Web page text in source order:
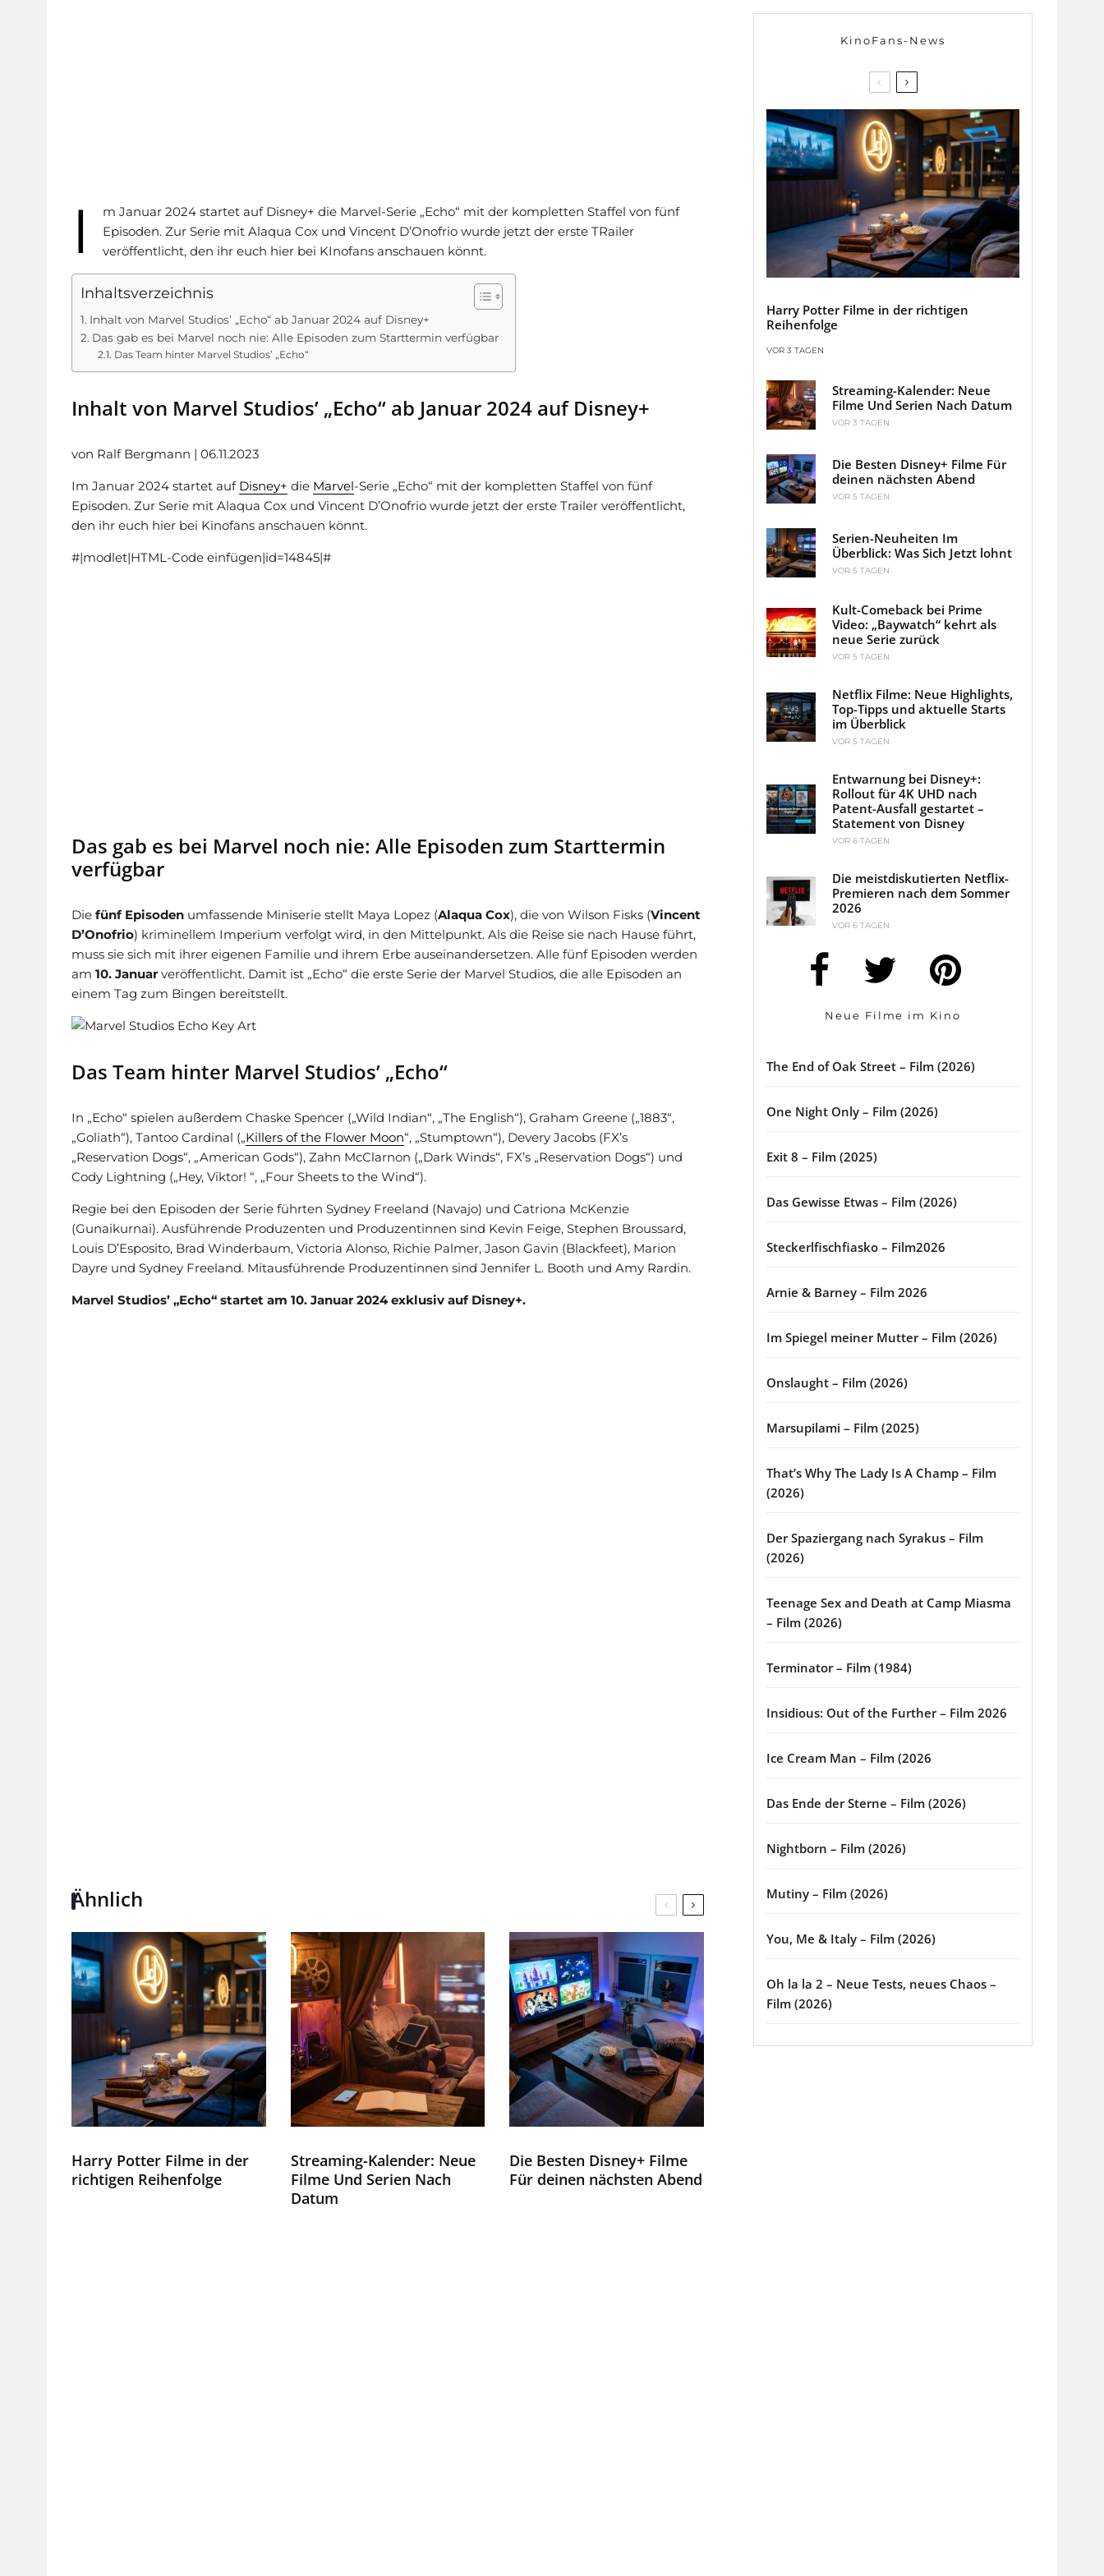
I
m Januar 2024 startet auf Disney+ die Marvel-Serie „Echo“ mit der kompletten Staffel von fünf
Episoden. Zur Serie mit Alaqua Cox und Vincent D’Onofrio wurde jetzt der erste TRailer
veröffentlicht, den ihr euch hier bei KInofans anschauen könnt.
Inhaltsverzeichnis
Inhalt von Marvel Studios’ „Echo“ ab Januar 2024 auf Disney+
Das gab es bei Marvel noch nie: Alle Episoden zum Starttermin verfügbar
Das Team hinter Marvel Studios’ „Echo“
Inhalt von Marvel Studios’ „Echo“ ab Januar 2024 auf Disney+
von Ralf Bergmann | 06.11.2023
Im Januar 2024 startet auf Disney+ die Marvel-Serie „Echo“ mit der kompletten Staffel von fünf
Episoden. Zur Serie mit Alaqua Cox und Vincent D’Onofrio wurde jetzt der erste Trailer veröffentlicht,
den ihr euch hier bei Kinofans anschauen könnt.
#|modlet|HTML-Code einfügen|id=14845|#
Das gab es bei Marvel noch nie: Alle Episoden zum Starttermin
verfügbar
Die fünf Episoden umfassende Miniserie stellt Maya Lopez (Alaqua Cox), die von Wilson Fisks (Vincent
D’Onofrio) kriminellem Imperium verfolgt wird, in den Mittelpunkt. Als die Reise sie nach Hause führt,
muss sie sich mit ihrer eigenen Familie und ihrem Erbe auseinandersetzen. Alle fünf Episoden werden
am 10. Januar veröffentlicht. Damit ist „Echo“ die erste Serie der Marvel Studios, die alle Episoden an
einem Tag zum Bingen bereitstellt.
Das Team hinter Marvel Studios’ „Echo“
In „Echo“ spielen außerdem Chaske Spencer („Wild Indian“, „The English“), Graham Greene („1883“,
„Goliath“), Tantoo Cardinal („Killers of the Flower Moon“, „Stumptown“), Devery Jacobs (FX’s
„Reservation Dogs“, „American Gods“), Zahn McClarnon („Dark Winds“, FX’s „Reservation Dogs“) und
Cody Lightning („Hey, Viktor! “, „Four Sheets to the Wind“).
Regie bei den Episoden der Serie führten Sydney Freeland (Navajo) und Catriona McKenzie
(Gunaikurnai). Ausführende Produzenten und Produzentinnen sind Kevin Feige, Stephen Broussard,
Louis D’Esposito, Brad Winderbaum, Victoria Alonso, Richie Palmer, Jason Gavin (Blackfeet), Marion
Dayre und Sydney Freeland. Mitausführende Produzentinnen sind Jennifer L. Booth und Amy Rardin.
Marvel Studios’ „Echo“ startet am 10. Januar 2024 exklusiv auf Disney+.
Ähnlich
Harry Potter Filme in der
richtigen Reihenfolge
Streaming-Kalender: Neue
Filme Und Serien Nach
Datum
Die Besten Disney+ Filme
Für deinen nächsten Abend
KinoFans-News
Harry Potter Filme in der richtigen
Reihenfolge
VOR 3 TAGEN
Streaming-Kalender: Neue
Filme Und Serien Nach Datum
VOR 3 TAGEN
Die Besten Disney+ Filme Für
deinen nächsten Abend
VOR 5 TAGEN
Serien-Neuheiten Im
Überblick: Was Sich Jetzt lohnt
VOR 5 TAGEN
Kult-Comeback bei Prime
Video: „Baywatch“ kehrt als
neue Serie zurück
VOR 5 TAGEN
Netflix Filme: Neue Highlights,
Top-Tipps und aktuelle Starts
im Überblick
VOR 5 TAGEN
Entwarnung bei Disney+:
Rollout für 4K UHD nach
Patent-Ausfall gestartet –
Statement von Disney
VOR 6 TAGEN
Die meistdiskutierten Netflix-
Premieren nach dem Sommer
2026
VOR 6 TAGEN
Neue Filme im Kino
The End of Oak Street – Film (2026)
One Night Only – Film (2026)
Exit 8 – Film (2025)
Das Gewisse Etwas – Film (2026)
Steckerlfischfiasko – Film2026
Arnie & Barney – Film 2026
Im Spiegel meiner Mutter – Film (2026)
Onslaught – Film (2026)
Marsupilami – Film (2025)
That’s Why The Lady Is A Champ – Film
(2026)
Der Spaziergang nach Syrakus – Film
(2026)
Teenage Sex and Death at Camp Miasma
– Film (2026)
Terminator – Film (1984)
Insidious: Out of the Further – Film 2026
Ice Cream Man – Film (2026
Das Ende der Sterne – Film (2026)
Nightborn – Film (2026)
Mutiny – Film (2026)
You, Me & Italy – Film (2026)
Oh la la 2 – Neue Tests, neues Chaos –
Film (2026)